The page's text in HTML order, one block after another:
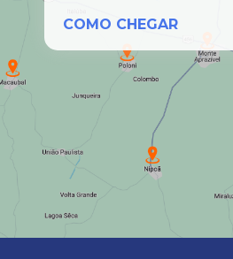
COMO CHEGAR